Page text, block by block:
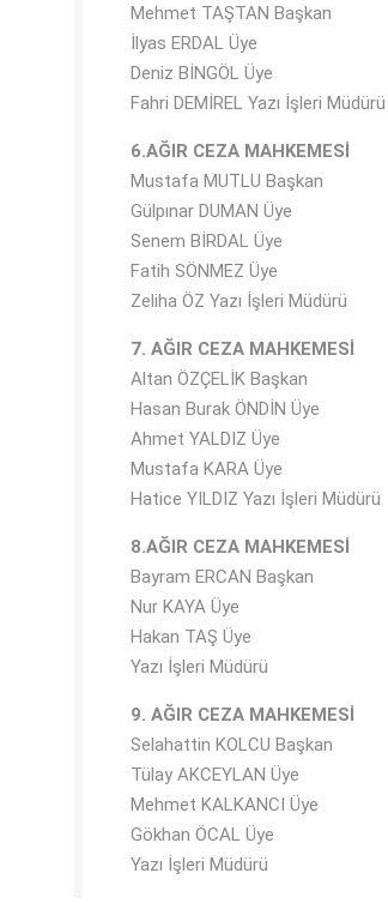
Mehmet TAŞTAN Başkan
İlyas ERDAL Üye
Deniz BİNGÖL Üye
Fahri DEMİREL Yazı İşleri Müdürü
6.AĞIR CEZA MAHKEMESİ
Mustafa MUTLU Başkan
Gülpınar DUMAN Üye
Senem BİRDAL Üye
Fatih SÖNMEZ Üye
Zeliha ÖZ Yazı İşleri Müdürü
7. AĞIR CEZA MAHKEMESİ
Altan ÖZÇELİK Başkan
Hasan Burak ÖNDİN Üye
Ahmet YALDIZ Üye
Mustafa KARA Üye
Hatice YILDIZ Yazı İşleri Müdürü
8.AĞIR CEZA MAHKEMESİ
Bayram ERCAN Başkan
Nur KAYA Üye
Hakan TAŞ Üye
Yazı İşleri Müdürü
9. AĞIR CEZA MAHKEMESİ
Selahattin KOLCU Başkan
Tülay AKCEYLAN Üye
Mehmet KALKANCI Üye
Gökhan ÖCAL Üye
Yazı İşleri Müdürü